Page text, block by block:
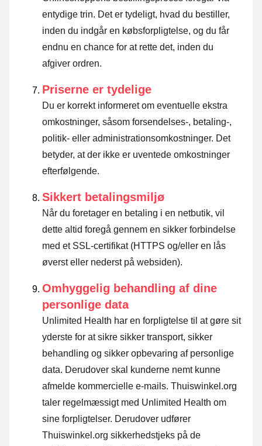
entydige trin. Det er tydeligt, hvad du bestiller,
inden du indgår en købsforpligtelse, og du får
endnu en chance for at rette det, inden du
afgiver ordren.
Priserne er tydelige
Du er korrekt informeret om eventuelle ekstra
omkostninger, såsom forsendelses-, betaling-,
politik- eller administrationsomkostninger. Det
betyder, at der ikke er uventede omkostninger
efterfølgende.
Sikkert betalingsmiljø
Når du foretager en betaling i en netbutik, vil
dette altid foregå gennem en sikker forbindelse
med et SSL-certifikat (HTTPS og/eller en lås
øverst eller nederst på websiden).
Omhyggelig behandling af dine
personlige data
Unlimited Health har en forpligtelse til at gøre sit
yderste for at sikre sikker transport, sikker
behandling og sikker opbevaring af personlige
data. Derudover skal kunderne nemt kunne
afmelde kommercielle e-mails. Thuiswinkel.org
taler regelmæssigt med Unlimited Health om
sine forpligtelser. Derudover udfører
Thuiswinkel.org sikkerhedstjeks på de